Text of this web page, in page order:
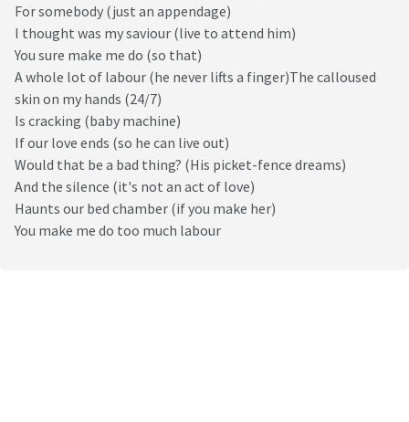
For somebody (just an appendage)
I thought was my saviour (live to attend him)
You sure make me do (so that)
A whole lot of labour (he never lifts a finger)The calloused
skin on my hands (24/7)
Is cracking (baby machine)
If our love ends (so he can live out)
Would that be a bad thing? (His picket-fence dreams)
And the silence (it's not an act of love)
Haunts our bed chamber (if you make her)
You make me do too much labour